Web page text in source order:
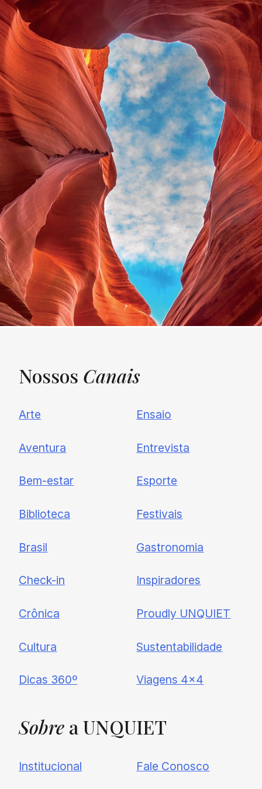
UNQUIET
Newsletter
nossas novidades.
Nossos Canais
Arte
Aventura
Bem-estar
Biblioteca
Brasil
Check-in
Crônica
Cultura
Dicas 360º
Ensaio
Entrevista
Esporte
Festivais
Gastronomia
Inspiradores
Proudly UNQUIET
Sustentabilidade
Viagens 4×4
Sobre a UNQUIET
Institucional Fale Conosco